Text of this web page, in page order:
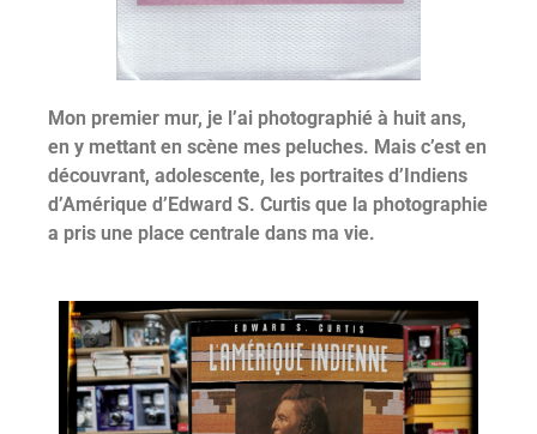
Mon premier mur, je l’ai photographié à huit ans,
en y mettant en scène mes peluches. Mais c’est en
découvrant, adolescente, les portraites d’Indiens
d’Amérique d’Edward S. Curtis que la photographie
a pris une place centrale dans ma vie.